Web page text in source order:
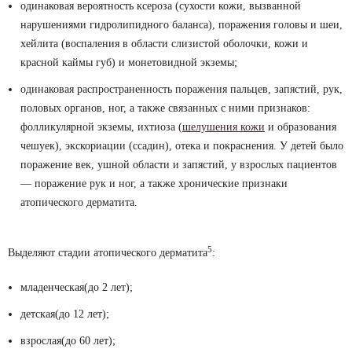
одинаковая вероятность ксероза (сухости кожи, вызванной
нарушениями гидролипидного баланса), поражения головы и шеи,
хейлита (воспаления в области слизистой оболочки, кожи и
красной каймы губ) и монетовидной экземы;
одинаковая распространенность поражения пальцев, запястий, рук,
половых органов, ног, а также связанных с ними признаков:
фолликулярной экземы, ихтиоза (шелушения кожи и образования
чешуек), экскориации (ссадин), отека и покраснения. У детей было
поражение век, ушной области и запястий, у взрослых пациентов
— поражение рук и ног, а также хронические признаки
атопического дерматита.
Выделяют стадии атопического дерматита5:
младенческая(до 2 лет);
детская(до 12 лет);
взрослая(до 60 лет);